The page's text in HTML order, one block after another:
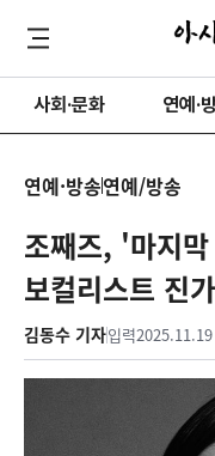
사회·문화 연예·
연예·방송연예/방송
조째즈, '마지
보컬리스트 진
김동수 기자입력